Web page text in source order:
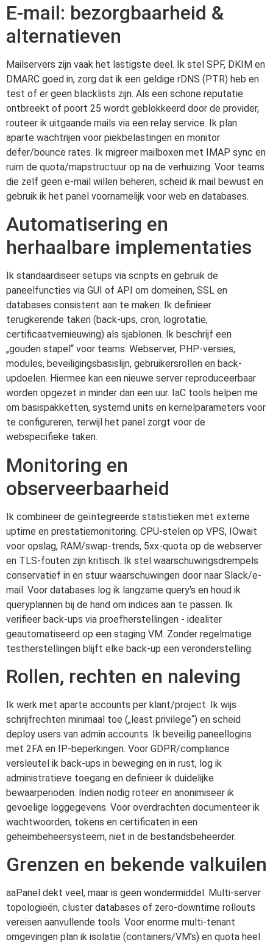
E-mail: bezorgbaarheid &
alternatieven
Mailservers zijn vaak het lastigste deel. Ik stel SPF, DKIM en
DMARC goed in, zorg dat ik een geldige rDNS (PTR) heb en
test of er geen blacklists zijn. Als een schone reputatie
ontbreekt of poort 25 wordt geblokkeerd door de provider,
routeer ik uitgaande mails via een relay service. Ik plan
aparte wachtrijen voor piekbelastingen en monitor
defer/bounce rates. Ik migreer mailboxen met IMAP sync en
ruim de quota/mapstructuur op na de verhuizing. Voor teams
die zelf geen e-mail willen beheren, scheid ik mail bewust en
gebruik ik het panel voornamelijk voor web en databases.
Automatisering en
herhaalbare implementaties
Ik standaardiseer setups via scripts en gebruik de
paneelfuncties via GUI of API om domeinen, SSL en
databases consistent aan te maken. Ik definieer
terugkerende taken (back-ups, cron, logrotatie,
certificaatvernieuwing) als sjablonen. Ik beschrijf een
„gouden stapel“ voor teams: Webserver, PHP-versies,
modules, beveiligingsbasislijn, gebruikersrollen en back-
updoelen. Hiermee kan een nieuwe server reproduceerbaar
worden opgezet in minder dan een uur. IaC tools helpen me
om basispakketten, systemd units en kernelparameters voor
te configureren, terwijl het panel zorgt voor de
webspecifieke taken.
Monitoring en
observeerbaarheid
Ik combineer de geïntegreerde statistieken met externe
uptime en prestatiemonitoring. CPU-stelen op VPS, IOwait
voor opslag, RAM/swap-trends, 5xx-quota op de webserver
en TLS-fouten zijn kritisch. Ik stel waarschuwingsdrempels
conservatief in en stuur waarschuwingen door naar Slack/e-
mail. Voor databases log ik langzame query's en houd ik
queryplannen bij de hand om indices aan te passen. Ik
verifieer back-ups via proefherstellingen - idealiter
geautomatiseerd op een staging VM. Zonder regelmatige
testherstellingen blijft elke back-up een veronderstelling.
Rollen, rechten en naleving
Ik werk met aparte accounts per klant/project. Ik wijs
schrijfrechten minimaal toe („least privilege“) en scheid
deploy users van admin accounts. Ik beveilig paneellogins
met 2FA en IP-beperkingen. Voor GDPR/compliance
versleutel ik back-ups in beweging en in rust, log ik
administratieve toegang en definieer ik duidelijke
bewaarperioden. Indien nodig roteer en anonimiseer ik
gevoelige loggegevens. Voor overdrachten documenteer ik
wachtwoorden, tokens en certificaten in een
geheimbeheersysteem, niet in de bestandsbeheerder.
Grenzen en bekende valkuilen
aaPanel dekt veel, maar is geen wondermiddel. Multi-server
topologieën, cluster databases of zero-downtime rollouts
vereisen aanvullende tools. Voor enorme multi-tenant
omgevingen plan ik isolatie (containers/VM's) en quota heel